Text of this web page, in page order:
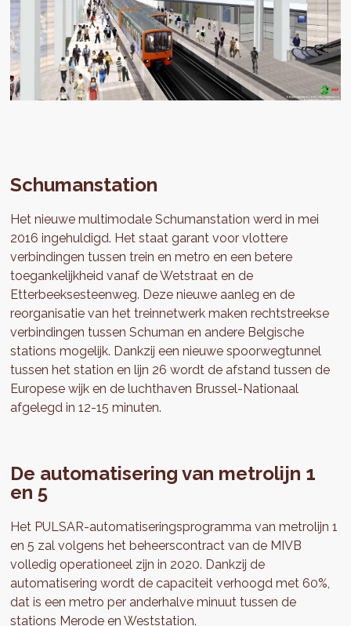
Schumanstation
Het nieuwe multimodale Schumanstation werd in mei
2016 ingehuldigd. Het staat garant voor vlottere
verbindingen tussen trein en metro en een betere
toegankelijkheid vanaf de Wetstraat en de
Etterbeeksesteenweg. Deze nieuwe aanleg en de
reorganisatie van het treinnetwerk maken rechtstreekse
verbindingen tussen Schuman en andere Belgische
stations mogelijk. Dankzij een nieuwe spoorwegtunnel
tussen het station en lijn 26 wordt de afstand tussen de
Europese wijk en de luchthaven Brussel-Nationaal
afgelegd in 12-15 minuten.
De automatisering van metrolijn 1
en 5
Het PULSAR-automatiseringsprogramma van metrolijn 1
en 5 zal volgens het beheerscontract van de MIVB
volledig operationeel zijn in 2020. Dankzij de
automatisering wordt de capaciteit verhoogd met 60%,
dat is een metro per anderhalve minuut tussen de
stations Merode en Weststation.